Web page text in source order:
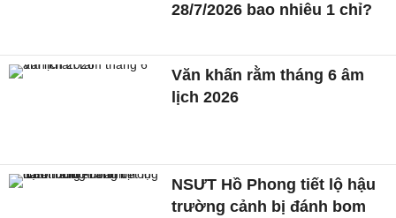
28/7/2026 bao nhiêu 1 chỉ?
Văn khấn rằm tháng 6 âm
lịch 2026
NSƯT Hồ Phong tiết lộ hậu
trường cảnh bị đánh bom